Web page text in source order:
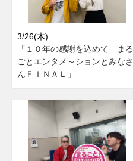
3/26(木)
「１０年の感謝を込めて まる
ごとエンタメ～ションとみなさ
んＦＩＮＡＬ」